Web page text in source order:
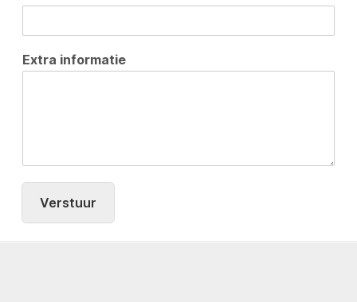
Extra informatie
Verstuur